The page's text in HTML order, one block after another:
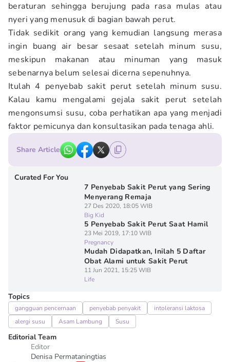
beraturan sehingga berujung pada rasa mulas atau
nyeri yang menusuk di bagian bawah perut.
Tidak sedikit orang yang kemudian langsung merasa
ingin buang air besar sesaat setelah minum susu,
meskipun makanan atau minuman yang masuk
sebenarnya belum selesai dicerna sepenuhnya.
Itulah 4 penyebab sakit perut setelah minum susu.
Kalau kamu mengalami gejala sakit perut setelah
mengonsumsi susu, coba perhatikan apa yang menjadi
faktor pemicunya dan konsultasikan pada tenaga ahli.
Share Article
Curated For You
7 Penyebab Sakit Perut yang Sering
Menyerang Remaja
27 Des 2020, 18:05 WIB
Big Kid
5 Penyebab Sakit Perut Saat Hamil
23 Mei 2019, 17:10 WIB
Pregnancy
Mudah Didapatkan, Inilah 5 Daftar
Obat Alami untuk Sakit Perut
11 Jun 2021, 15:25 WIB
Life
Topics
gangguan pencernaan penyebab penyakit
intoleransi laktosa
alergi susu
Asam Lambung Susu
Editorial Team
Editor
Denisa Permataningtias